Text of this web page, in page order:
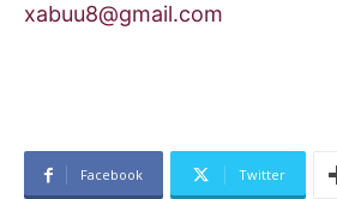
xabuu8@gmail.com
Facebook Twitter